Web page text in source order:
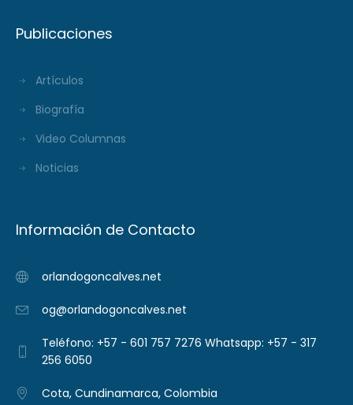
Publicaciones
Artículos
Biografía
Video Columnas
Noticias
Información de Contacto
orlandogoncalves.net
og@orlandogoncalves.net
Teléfono: +57 - 601 757 7276 Whatsapp: +57 - 317
256 6050
Cota, Cundinamarca, Colombia